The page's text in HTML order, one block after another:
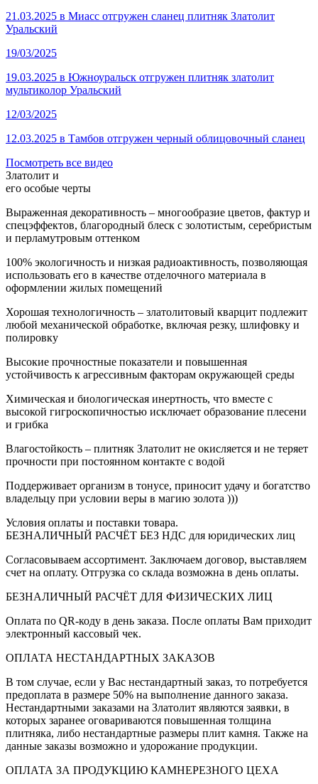
21.03.2025 в Миасс отгружен сланец плитняк Златолит
Уральский
19/03/2025
19.03.2025 в Южноуральск отгружен плитняк златолит
мультиколор Уральский
12/03/2025
12.03.2025 в Тамбов отгружен черный облицовочный сланец
Посмотреть все видео
Златолит и
его особые черты
Выраженная декоративность – многообразие цветов, фактур и
спецэффектов, благородный блеск с золотистым, серебристым
и перламутровым оттенком
100% экологичность и низкая радиоактивность, позволяющая
использовать его в качестве отделочного материала в
оформлении жилых помещений
Хорошая технологичность – златолитовый кварцит подлежит
любой механической обработке, включая резку, шлифовку и
полировку
Высокие прочностные показатели и повышенная
устойчивость к агрессивным факторам окружающей среды
Химическая и биологическая инертность, что вместе с
высокой гигроскопичностью исключает образование плесени
и грибка
Влагостойкость – плитняк Златолит не окисляется и не теряет
прочности при постоянном контакте с водой
Поддерживает организм в тонусе, приносит удачу и богатство
владельцу при условии веры в магию золота )))
Условия оплаты и поставки товара.
БЕЗНАЛИЧНЫЙ РАСЧЁТ БЕЗ НДС для юридических лиц
Согласовываем ассортимент. Заключаем договор, выставляем
счет на оплату. Отгрузка со склада возможна в день оплаты.
БЕЗНАЛИЧНЫЙ РАСЧЁТ ДЛЯ ФИЗИЧЕСКИХ ЛИЦ
Оплата по QR-коду в день заказа. После оплаты Вам приходит
электронный кассовый чек.
ОПЛАТА НЕСТАНДАРТНЫХ ЗАКАЗОВ
В том случае, если у Вас нестандартный заказ, то потребуется
предоплата в размере 50% на выполнение данного заказа.
Нестандартными заказами на Златолит являются заявки, в
которых заранее оговариваются повышенная толщина
плитняка, либо нестандартные размеры плит камня. Также на
данные заказы возможно и удорожание продукции.
ОПЛАТА ЗА ПРОДУКЦИЮ КАМНЕРЕЗНОГО ЦЕХА